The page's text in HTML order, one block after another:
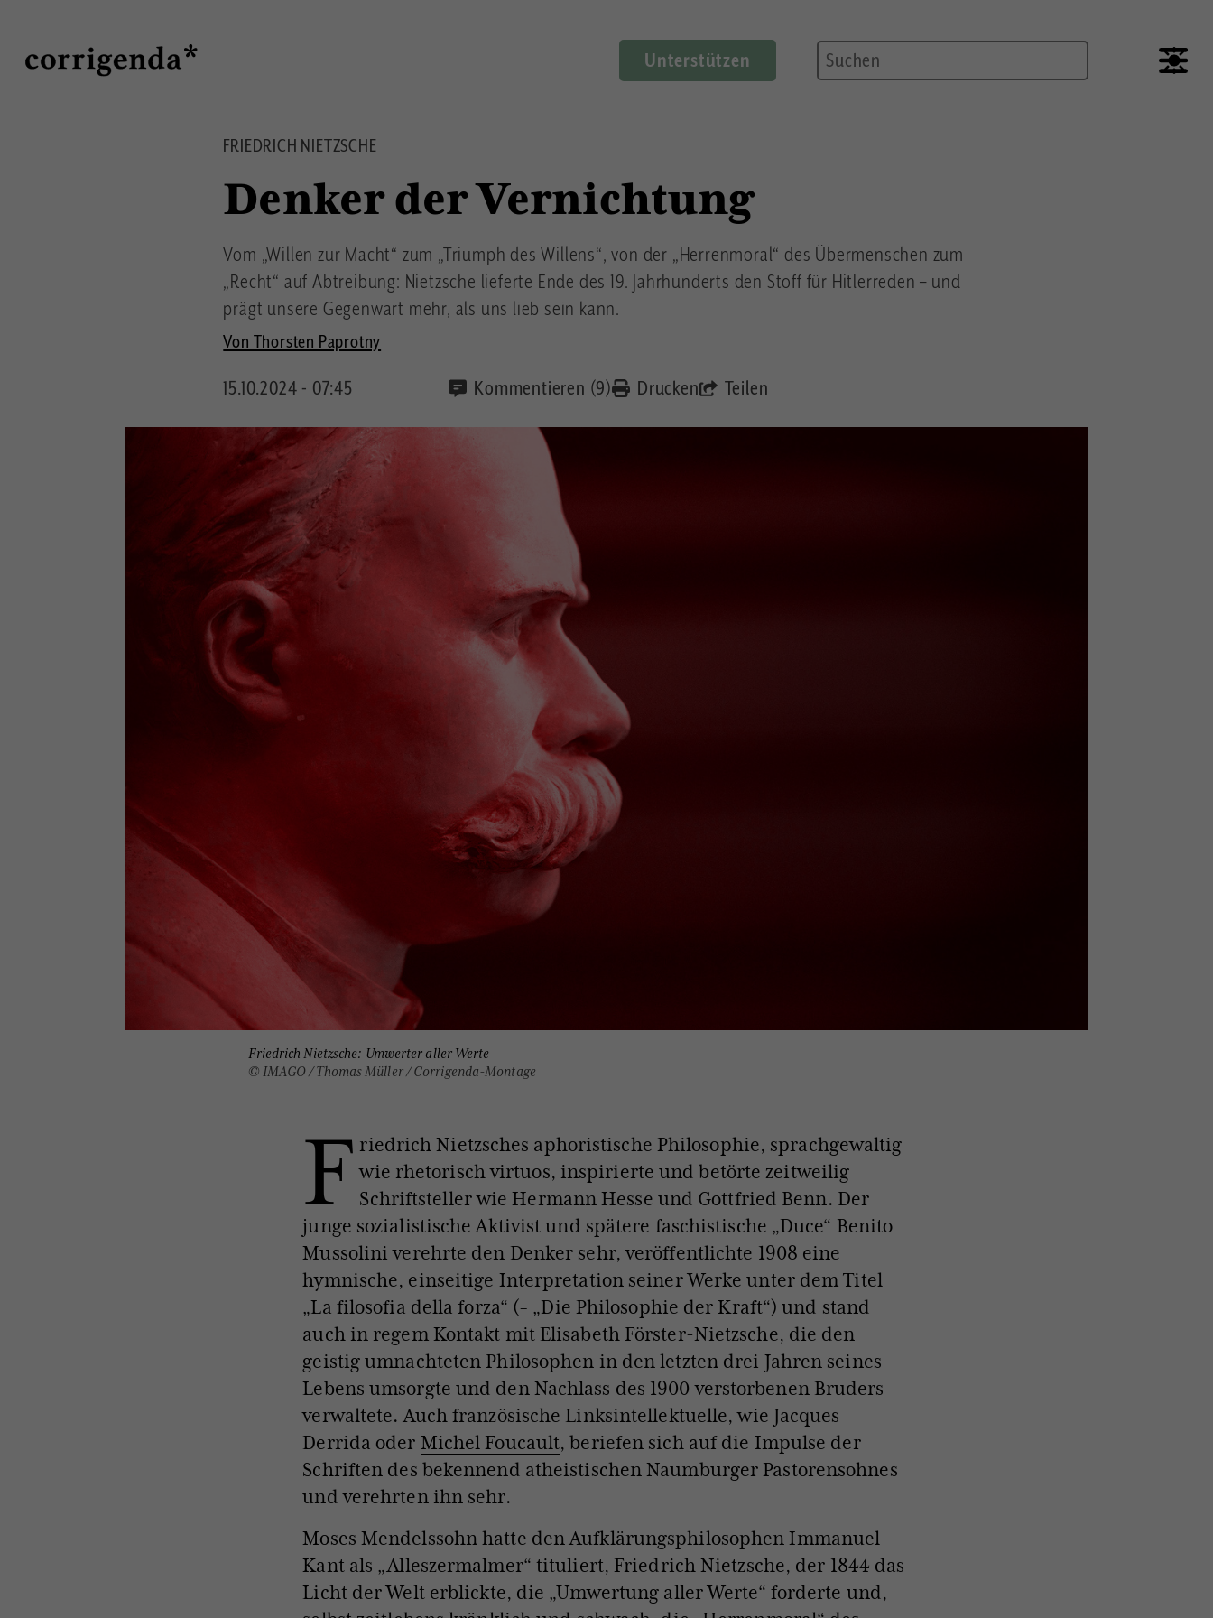
Inhalt
Suche
Unterstützen
FRIEDRICH NIETZSCHE
Denker der Vernichtung
Vom „Willen zur Macht“ zum „Triumph des Willens“, von der „Herrenmoral“ des Übermenschen zum
„Recht“ auf Abtreibung: Nietzsche lieferte Ende des 19. Jahrhunderts den Stoff für Hitlerreden – und
prägt unsere Gegenwart mehr, als uns lieb sein kann.
Von Thorsten Paprotny
15.10.2024 - 07:45 Kommentieren (9) Drucken Teilen
Friedrich Nietzsche: Umwerter aller Werte
© IMAGO / Thomas Müller / Corrigenda-Montage
F riedrich Nietzsches aphoristische Philosophie, sprachgewaltig
wie rhetorisch virtuos, inspirierte und betörte zeitweilig
Schriftsteller wie Hermann Hesse und Gottfried Benn. Der
junge sozialistische Aktivist und spätere faschistische „Duce“ Benito
Mussolini verehrte den Denker sehr, veröffentlichte 1908 eine
hymnische, einseitige Interpretation seiner Werke unter dem Titel
„La filosofia della forza“ (= „Die Philosophie der Kraft“) und stand
auch in regem Kontakt mit Elisabeth Förster-Nietzsche, die den
geistig umnachteten Philosophen in den letzten drei Jahren seines
Lebens umsorgte und den Nachlass des 1900 verstorbenen Bruders
verwaltete. Auch französische Linksintellektuelle, wie Jacques
Derrida oder Michel Foucault, beriefen sich auf die Impulse der
Schriften des bekennend atheistischen Naumburger Pastorensohnes
und verehrten ihn sehr.
Moses Mendelssohn hatte den Aufklärungsphilosophen Immanuel
Kant als „Alleszermalmer“ tituliert, Friedrich Nietzsche, der 1844 das
Licht der Welt erblickte, die „Umwertung aller Werte“ forderte und,